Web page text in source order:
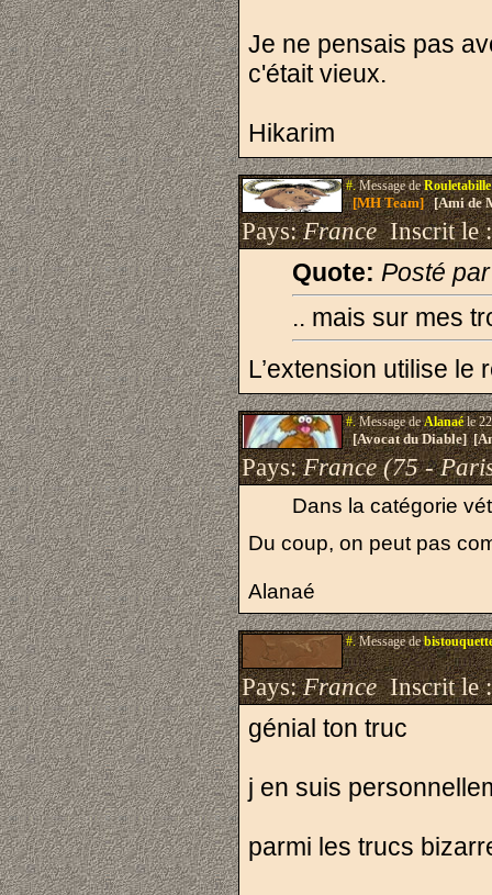
Je ne pensais pas
c'était vieux.
Hikarim
#.Message deRouletabille
[MH Team][Ami de
Pays:FranceInscrit le
Quote: Posté
.. mais sur mes
L’extension utilise
#.Message deAlanaéle
[Avocat du Diable]
Pays:France (75 -
Dans la catégorie
Du coup, on peut pas
Alanaé
#.Message de
Pays:FranceInscrit le
génial ton truc
j en suis
parmi les trucs